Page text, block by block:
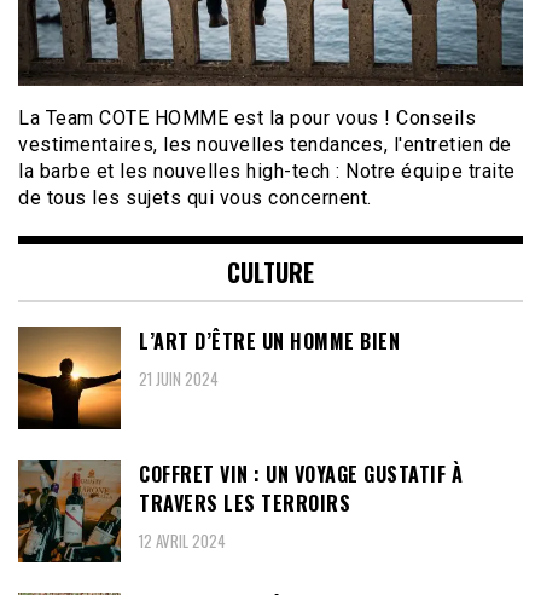
La Team COTE HOMME est la pour vous ! Conseils
vestimentaires, les nouvelles tendances, l'entretien de
la barbe et les nouvelles high-tech : Notre équipe traite
de tous les sujets qui vous concernent.
CULTURE
L’ART D’ÊTRE UN HOMME BIEN
21 JUIN 2024
COFFRET VIN : UN VOYAGE GUSTATIF À
TRAVERS LES TERROIRS
12 AVRIL 2024